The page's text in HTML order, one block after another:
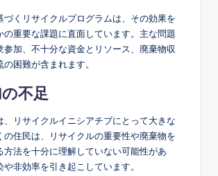
づくリサイクルプログラムは、その効果を
の重要な課題に直面しています。主な問題
参加、不十分な資金とリソース、廃棄物収
困難が含まれます。
不足
、リサイクルイニシアチブにとって大きな
の住民は、リサイクルの重要性や廃棄物を
方法を十分に理解していない可能性があ
や非効率を引き起こしています。